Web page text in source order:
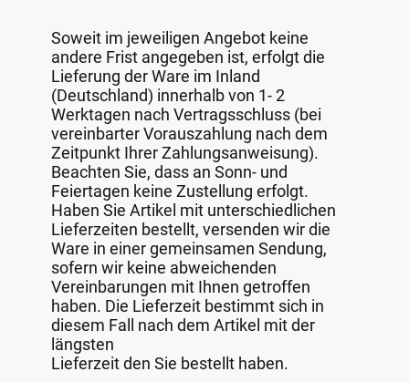
Soweit im jeweiligen Angebot keine
andere Frist angegeben ist, erfolgt die
Lieferung der Ware im Inland
(Deutschland) innerhalb von 1- 2
Werktagen nach Vertragsschluss (bei
vereinbarter Vorauszahlung nach dem
Zeitpunkt Ihrer Zahlungsanweisung).
Beachten Sie, dass an Sonn- und
Feiertagen keine Zustellung erfolgt.
Haben Sie Artikel mit unterschiedlichen
Lieferzeiten bestellt, versenden wir die
Ware in einer gemeinsamen Sendung,
sofern wir keine abweichenden
Vereinbarungen mit Ihnen getroffen
haben. Die Lieferzeit bestimmt sich in
diesem Fall nach dem Artikel mit der
längsten
Lieferzeit den Sie bestellt haben.